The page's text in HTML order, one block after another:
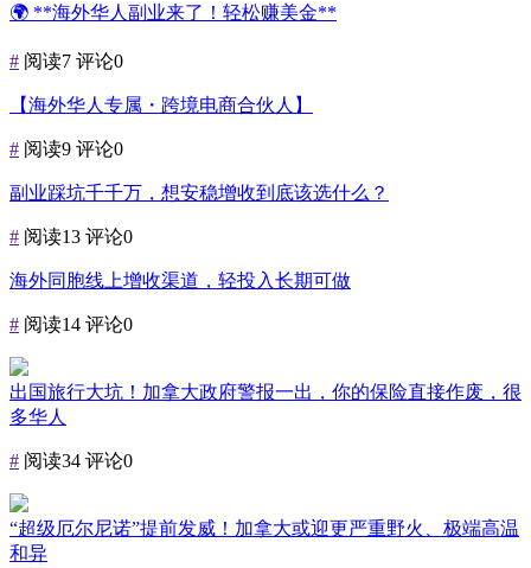
🌍 **海外华人副业来了！轻松赚美金**
# 阅读7 评论0
【海外华人专属・跨境电商合伙人】
# 阅读9 评论0
副业踩坑千千万，想安稳增收到底该选什么？
# 阅读13 评论0
海外同胞线上增收渠道，轻投入长期可做
# 阅读14 评论0
出国旅行大坑！加拿大政府警报一出，你的保险直接作废，很
多华人
# 阅读34 评论0
“超级厄尔尼诺”提前发威！加拿大或迎更严重野火、极端高温
和异